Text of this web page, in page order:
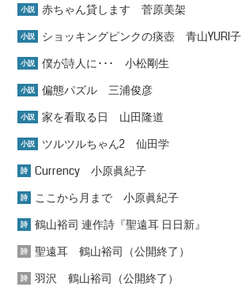
小説 赤ちゃん貸します 菅原美架
小説 ショッキングピンクの痰壺 青山YURI子
小説 僕が詩人に･･･ 小松剛生
小説 偏態パズル 三浦俊彦
小説 家を看取る日 山田隆道
小説 ツルツルちゃん2 仙田学
詩 Currency 小原眞紀子
詩 ここから月まで 小原眞紀子
詩 鶴山裕司 連作詩『聖遠耳 日日新』
詩 聖遠耳 鶴山裕司（公開終了）
詩 羽沢 鶴山裕司（公開終了）